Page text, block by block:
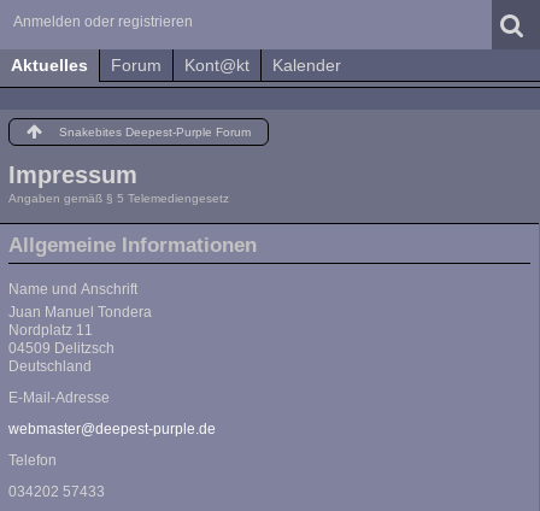
Anmelden oder registrieren
Aktuelles Forum Kont@kt Kalender
Snakebites Deepest-Purple Forum
Impressum
Angaben gemäß § 5 Telemediengesetz
Allgemeine Informationen
Name und Anschrift
Juan Manuel Tondera
Nordplatz 11
04509 Delitzsch
Deutschland
E-Mail-Adresse
webmaster@deepest-purple.de
Telefon
034202 57433